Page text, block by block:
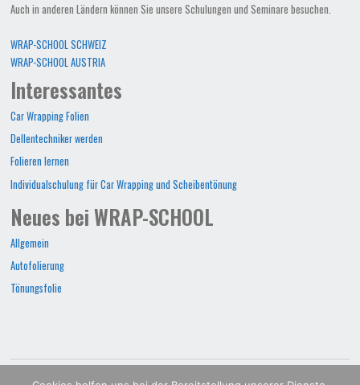
Auch in anderen Ländern können Sie unsere Schulungen und Seminare besuchen.
WRAP-SCHOOL SCHWEIZ
WRAP-SCHOOL AUSTRIA
Interessantes
Car Wrapping Folien
Dellentechniker werden
Folieren lernen
Individualschulung für Car Wrapping und Scheibentönung
Neues bei WRAP-SCHOOL
Allgemein
Autofolierung
Tönungsfolie